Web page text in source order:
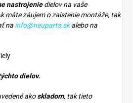
nastrojeniedielov na vaše
máte záujem o zaistenie montáže, tak
na info@neuparts.sk alebo na
dielov.
akoskladom, tak tieto